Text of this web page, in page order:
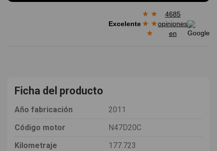
Excelente
★ ★
★ ★
★
4685
opiniones
en
Ficha del producto
Año fabricación
2011
Código motor
N47D20C
Kilometraje
177.723